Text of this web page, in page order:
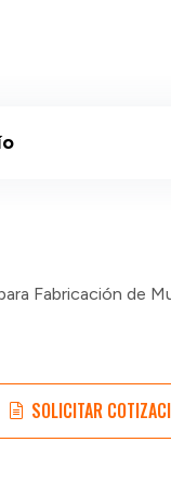
Fabricación de
SOLICITAR